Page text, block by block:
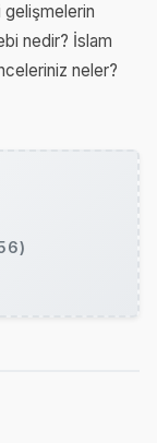
gelişmelerin
nedir? İslam
neler?